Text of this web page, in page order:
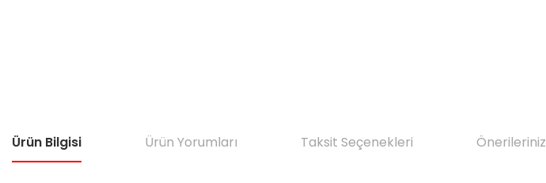
Ürün Bilgisi Ürün Yorumları Taksit Seçenekleri Önerileriniz